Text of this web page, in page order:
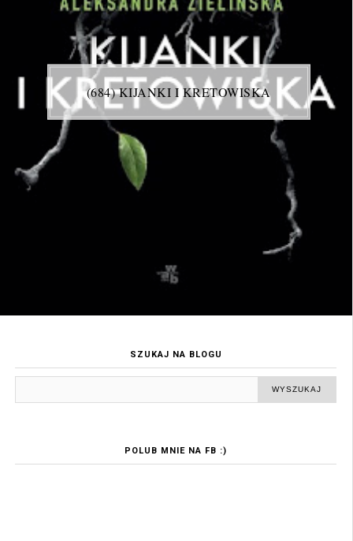
(684) KIJANKI I KRETOWISKA
SZUKAJ NA BLOGU
POLUB MNIE NA FB :)